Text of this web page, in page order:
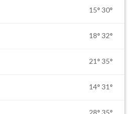
15° 30°
18° 32°
21° 35°
14° 31°